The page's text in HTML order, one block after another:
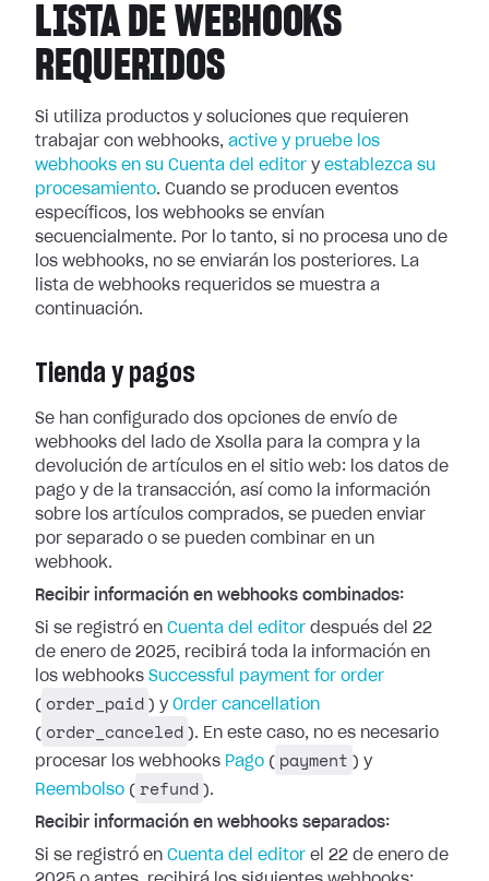
LISTA DE WEBHOOKS
REQUERIDOS
Si utiliza productos y soluciones que requieren
trabajar con webhooks, active y pruebe los
webhooks en su Cuenta del editor y establezca su
procesamiento. Cuando se producen eventos
específicos, los webhooks se envían
secuencialmente. Por lo tanto, si no procesa uno de
los webhooks, no se enviarán los posteriores. La
lista de webhooks requeridos se muestra a
continuación.
Tienda y pagos
Se han configurado dos opciones de envío de
webhooks del lado de Xsolla para la compra y la
devolución de artículos en el sitio web: los datos de
pago y de la transacción, así como la información
sobre los artículos comprados, se pueden enviar
por separado o se pueden combinar en un
webhook.
Recibir información en webhooks combinados:
Si se registró en Cuenta del editor después del 22
de enero de 2025, recibirá toda la información en
los webhooks Successful payment for order
( order_paid ) y Order cancellation
( order_canceled ). En este caso, no es necesario
procesar los webhooks Pago ( payment ) y
Reembolso ( refund ).
Recibir información en webhooks separados:
Si se registró en Cuenta del editor el 22 de enero de